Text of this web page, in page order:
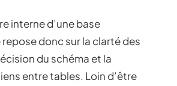
interne d’une base
donc sur la clarté des
du schéma et la
entre tables. Loin d’être